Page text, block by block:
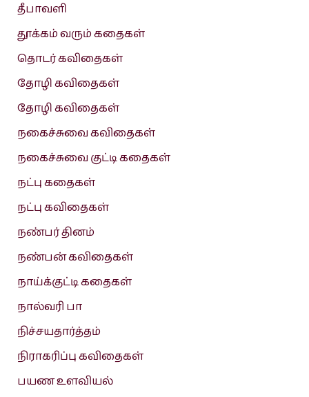
தீபாவளி
தூக்கம் வரும் கதைகள்
தொடர் கவிதைகள்
தோழி கவிதைகள்
தோழி கவிதைகள்
நகைச்சுவை கவிதைகள்
நகைச்சுவை குட்டி கதைகள்
நட்பு கதைகள்
நட்பு கவிதைகள்
நண்பர் தினம்
நண்பன் கவிதைகள்
நாய்க்குட்டி கதைகள்
நால்வரி பா
நிச்சயதார்த்தம்
நிராகரிப்பு கவிதைகள்
பயண உளவியல்